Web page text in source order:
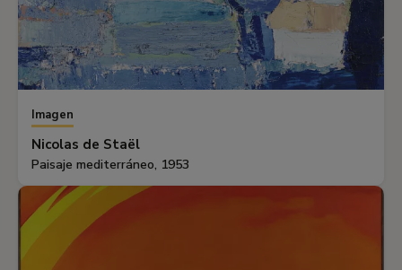
Imagen
Nicolas de Staël
Paisaje mediterráneo, 1953